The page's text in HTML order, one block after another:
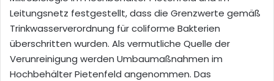
Leitungsnetz festgestellt, dass die Grenzwerte gemäß
Trinkwasserverordnung für coliforme Bakterien
überschritten wurden. Als vermutliche Quelle der
Verunreinigung werden Umbaumaßnahmen im
Hochbehälter Pietenfeld angenommen. Das